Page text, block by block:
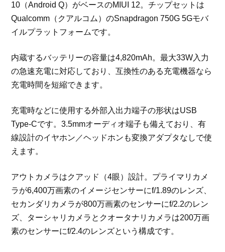
10（Android Q）がベースのMIUI 12。チップセットは
Qualcomm（クアルコム）のSnapdragon 750G 5Gモバ
イルプラットフォームです。
内蔵するバッテリーの容量は4,820mAh。最大33W入力
の急速充電に対応しており、互換性のある充電機器なら
充電時間を短縮できます。
充電時などに使用する外部入出力端子の形状はUSB
Type-Cです。3.5mmオーディオ端子も備えており、有
線設計のイヤホン／ヘッドホンも変換アダプタなしで使
えます。
アウトカメラはクアッド（4眼）設計。プライマリカメ
ラが6,400万画素のイメージセンサーにf/1.89のレンズ、
セカンダリカメラが800万画素のセンサーにf/2.2のレン
ズ、ターシャリカメラとクオータナリカメラは200万画
素のセンサーにf/2.4のレンズという構成です。